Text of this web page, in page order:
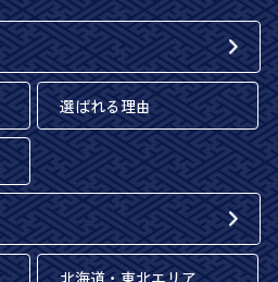
選ばれる理由